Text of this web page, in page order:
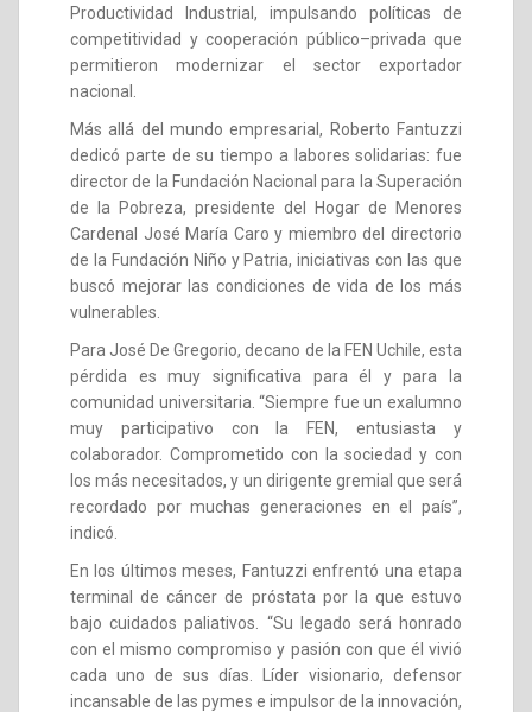
Productividad Industrial, impulsando políticas de
competitividad y cooperación público–privada que
permitieron modernizar el sector exportador
nacional.
Más allá del mundo empresarial, Roberto Fantuzzi
dedicó parte de su tiempo a labores solidarias: fue
director de la Fundación Nacional para la Superación
de la Pobreza, presidente del Hogar de Menores
Cardenal José María Caro y miembro del directorio
de la Fundación Niño y Patria, iniciativas con las que
buscó mejorar las condiciones de vida de los más
vulnerables.
Para José De Gregorio, decano de la FEN Uchile, esta
pérdida es muy significativa para él y para la
comunidad universitaria. “Siempre fue un exalumno
muy participativo con la FEN, entusiasta y
colaborador. Comprometido con la sociedad y con
los más necesitados, y un dirigente gremial que será
recordado por muchas generaciones en el país”,
indicó.
En los últimos meses, Fantuzzi enfrentó una etapa
terminal de cáncer de próstata por la que estuvo
bajo cuidados paliativos. “Su legado será honrado
con el mismo compromiso y pasión con que él vivió
cada uno de sus días. Líder visionario, defensor
incansable de las pymes e impulsor de la innovación,